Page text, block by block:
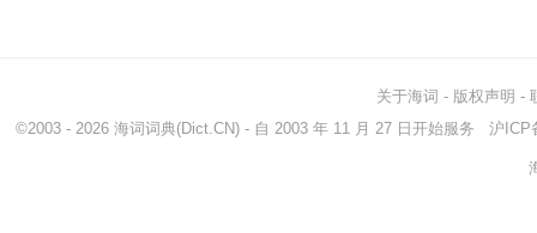
关于海词 - 版权声明 -
©2003 - 2026 海词词典(Dict.CN) - 自 2003 年 11 月 27 日开始服务 沪ICP